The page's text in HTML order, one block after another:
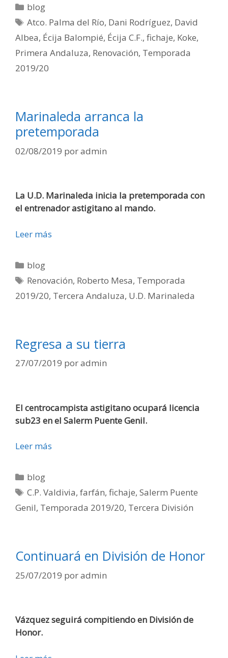
blog
Atco. Palma del Río, Dani Rodríguez, David
Albea, Écija Balompié, Écija C.F., fichaje, Koke,
Primera Andaluza, Renovación, Temporada
2019/20
Marinaleda arranca la
pretemporada
02/08/2019 poradmin
La U.D. Marinaleda inicia la pretemporada con
el entrenador astigitano al mando.
Leer más
blog
Renovación, Roberto Mesa, Temporada
2019/20, Tercera Andaluza, U.D. Marinaleda
Regresa a su tierra
27/07/2019 poradmin
El centrocampista astigitano ocupará licencia
sub23 en el Salerm Puente Genil.
Leer más
blog
C.P. Valdivia,farfán,fichaje,Salerm Puente
Genil, Temporada 2019/20, Tercera División
Continuará en División de Honor
25/07/2019 poradmin
Vázquez seguirá compitiendo en División de
Honor.